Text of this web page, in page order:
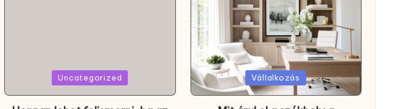
Uncategorized
Posted
in
Vállalkozás